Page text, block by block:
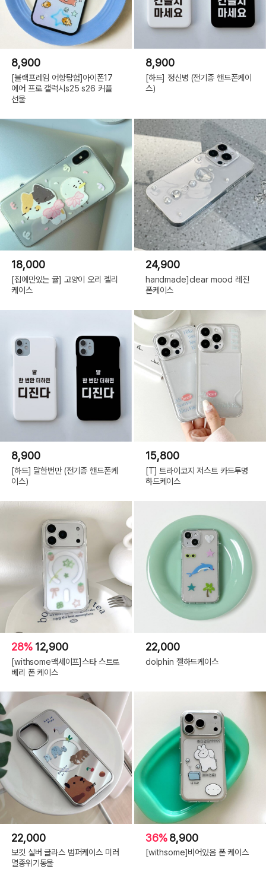
8,900
[블랙프레임 어항탐험]아이폰17
에어 프로 갤럭시s25 s26 커플
선물
8,900
[하드] 정신병 (전기종 핸드폰케이
스)
18,000
[집에만있는 귤] 고양이 오리 젤리
케이스
24,900
handmade]clear mood 레진
폰케이스
8,900
[하드] 말한번만 (전기종 핸드폰케
이스)
15,800
[T] 트라이코지 저스트 카드투명
하드케이스
28% 12,900
[withsome맥세이프]스타 스트로
베리 폰 케이스
22,000
dolphin 젤하드케이스
22,000
보킷 실버 글라스 범퍼케이스 미러
멸종위기동물
36%8,900
[withsome]비어있음 폰 케이스